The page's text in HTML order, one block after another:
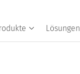
Lösungen